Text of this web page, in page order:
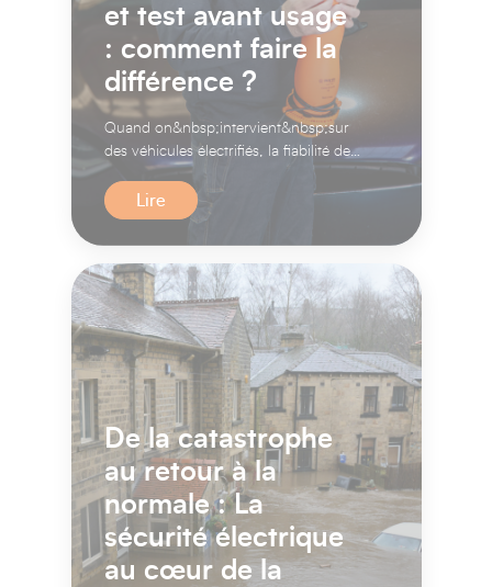
et test avant usage
: comment faire la
différence ?
Quand on&nbsp;intervient&nbsp;sur
des véhicules électrifiés, la fiabilité des
Lire
De la catastrophe
au retour à la
normale : La
sécurité électrique
au cœur de la